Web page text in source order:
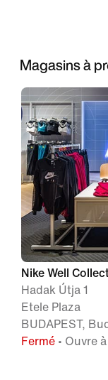
Magasins à
Nike Well
Hadak Útja 1
Etele Plaza
BUDAPEST,
Fermé • Ouvre